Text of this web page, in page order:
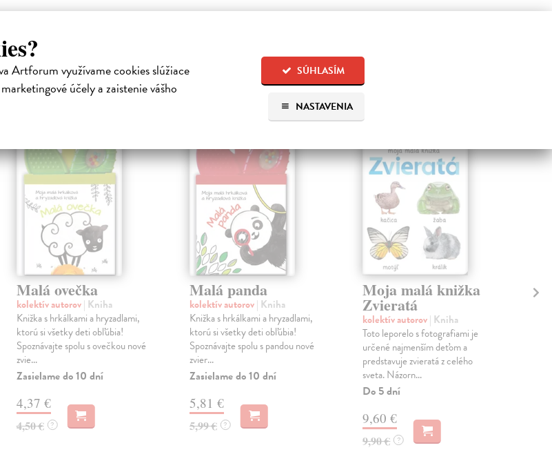
Artforum využívame cookies slúžiace
účely a zaistenie vášho
SÚHLASÍM
NASTAVENIA
vkusom si kúpili aj:
Malá ovečka
kolektív autorov| Kniha
Knižka s hrkálkami a hryzadlami,
ktorú si všetky deti obľúbia!
Spoznávajte spolu s ovečkou nové
zvie...
Zasielame do 10 dní
4,37 €
4,50 € ?
Malá panda
kolektív autorov| Kniha
Knižka s hrkálkami a hryzadlami,
ktorú si všetky deti obľúbia!
Spoznávajte spolu s pandou nové
zvier...
Zasielame do 10 dní
5,81 €
5,99 € ?
Moja malá knižka
Zvieratá
kolektív autorov| Kniha
Toto leporelo s fotografiami je
určené najmenším deťom a
predstavuje zvieratá z celého
sveta. Názorn...
Do 5 dní
9,60 €
9,90 € ?